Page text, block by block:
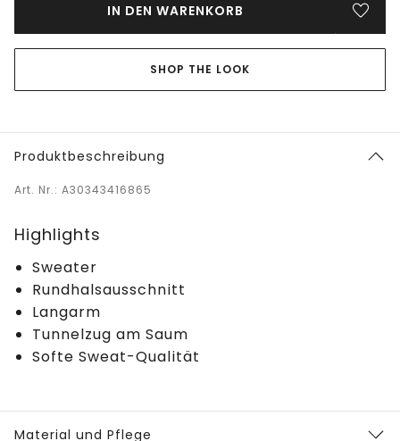
IN DEN WARENKORB
SHOP THE LOOK
Produktbeschreibung
Art. Nr.: A30343416865
Highlights
Sweater
Rundhalsausschnitt
Langarm
Tunnelzug am Saum
Softe Sweat-Qualität
Material und Pflege